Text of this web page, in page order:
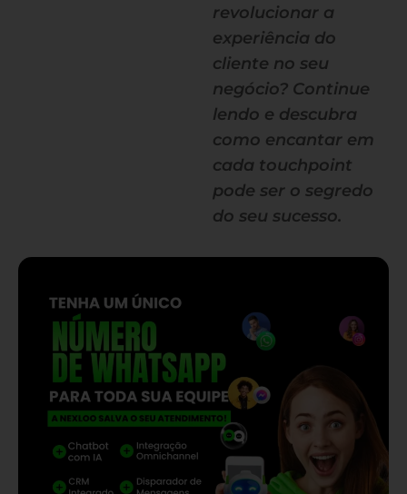
revolucionar a
experiência do
cliente no seu
negócio? Continue
lendo e descubra
como encantar em
cada touchpoint
pode ser o segredo
do seu sucesso.